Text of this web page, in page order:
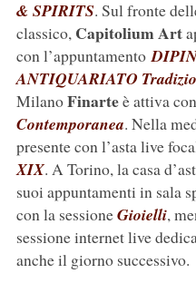
& SPIRITS. Sul fronte
classico, CapitoliumArt
con l’appuntamento
ANTIQUARIATO
MilanoFinarteè attiva
Contemporanea. Nella
presente con l’asta live
XIX. A Torino, la casa
suoi appuntamenti in sala
con la sessioneGioielli,
sessione internet live
anche il giorno successivo.